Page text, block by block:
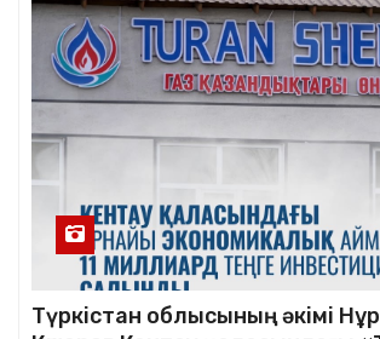
Түркістан облысының әкімі